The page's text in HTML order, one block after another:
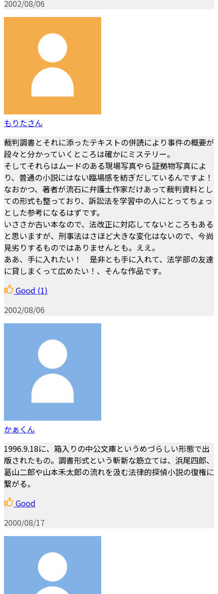
2002/08/06
もりたさん
裁判調書とそれに添ったテキストの併読により事件の概要が
段々と分かっていくところは確かにミステリー。
そしてそれらはムードのある現場写真やら証拠物写真によ
り、普通の小説にはない臨場感を紡ぎだしているんですよ！
なおかつ、著者が流石に弁護士作家だけあって裁判資料とし
ての形式も整っており、訴訟法を学習中の人にとってちょっ
とした参考になるはずです。
いささか古い本なので、法改正に対応してないところもある
と思いますが、刑事法はさほど大きな変化はないので、今尚
見劣りするものではありませんとも。ええ。
ああ、手に入れたい！ 是非とも手に入れて、法学部の友達
に貸しまくって広めたい！、そんな作品です。
Good (1)
2002/08/06
かぁくん
1996.9.18に、箱入りの中公文庫というめづらしい形態で出
版されたもの。調書形式という斬新な筋立ては、浜尾四郎、
葛山二郎や山本禾太郎の流れを汲む法律的探偵小説の復権に
繋がる。
Good
2000/08/17